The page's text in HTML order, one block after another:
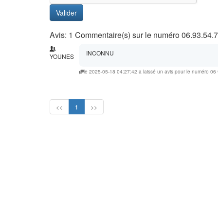
Valider
Avis: 1 Commentaire(s) sur le numéro
YOUNES INCONNU
le 2025-05-18 04:27:42 a laissé un avis pour le numéro 06
<< 1 >>